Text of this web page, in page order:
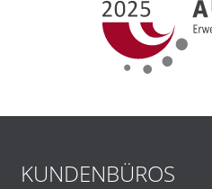
KUNDENBÜROS